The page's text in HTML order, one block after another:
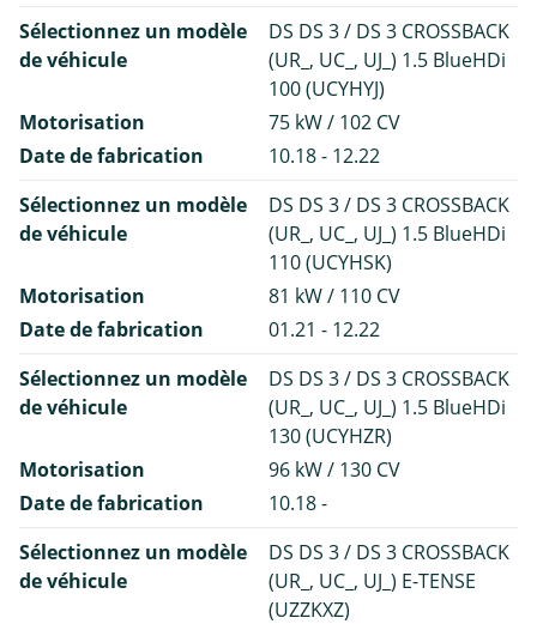
Sélectionnez un modèle
de véhicule
DS DS 3 / DS 3 CROSSBACK
(UR_, UC_, UJ_) 1.5 BlueHDi
100 (UCYHYJ)
Motorisation
75 kW / 102 CV
Date de fabrication
10.18 - 12.22
Sélectionnez un modèle
de véhicule
DS DS 3 / DS 3 CROSSBACK
(UR_, UC_, UJ_) 1.5 BlueHDi
110 (UCYHSK)
Motorisation
81 kW / 110 CV
Date de fabrication
01.21 - 12.22
Sélectionnez un modèle
de véhicule
DS DS 3 / DS 3 CROSSBACK
(UR_, UC_, UJ_) 1.5 BlueHDi
130 (UCYHZR)
Motorisation
96 kW / 130 CV
Date de fabrication
10.18 -
Sélectionnez un modèle
de véhicule
DS DS 3 / DS 3 CROSSBACK
(UR_, UC_, UJ_) E-TENSE
(UZZKXZ)